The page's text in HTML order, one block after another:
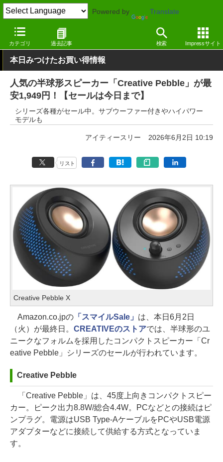
Powered by Translate
カテゴリ 過去記事 検索 Impressサイト
窓の杜 セール
本日みつけたお買い得情報
人気の半球形スピーカー「Creative Pebble」が最
安1,949円！【セールは今日まで】
シリーズ各種がセール中。サブウーファー付きやハイパワー
モデルも
アイティースリー 2026年6月2日 10:19
リスト
Creative Pebble X
Amazon.co.jpの「スマイルSale」 は、本日6月2日
（火）が最終日。 CREATIVEのストアでは、半球形のユ
ニークなフォルムを採用したコンパクトスピーカー「Cr
eative Pebble」シリーズのセールが行われています。
Creative Pebble
「Creative Pebble」は、45度上向きコンパクトスピー
カー。ピーク出力8.8W/総合4.4W。PCなどとの接続はピ
ンプラグ。電源はUSB Type-AケーブルをPCやUSB電源
アダプターなどに接続して供給する方式となっていま
す。